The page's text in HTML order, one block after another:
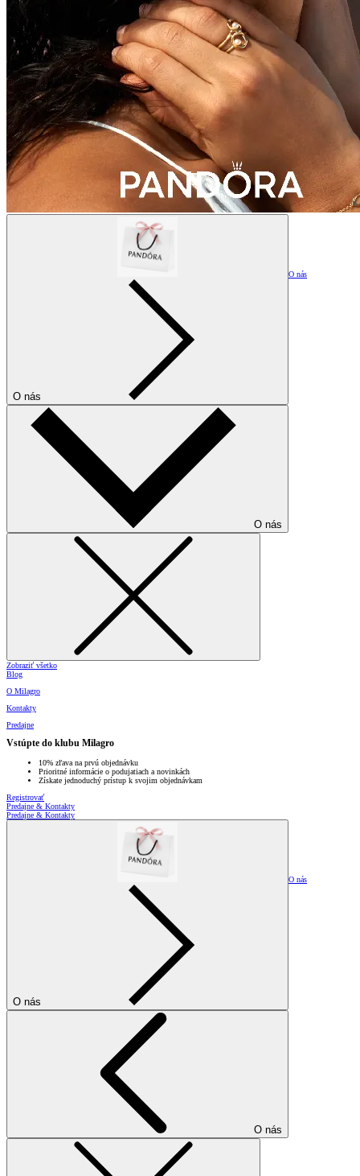
O nás
O nás
O nás
Zobraziť všetko
Blog
O Milagro
Kontakty
Predajne
Vstúpte do klubu Milagro
10% zľava na prvú objednávku
Prioritné informácie o podujatiach a novinkách
Získate jednoduchý prístup k svojim objednávkam
Registrovať
Predajne & Kontakty
Predajne & Kontakty
O nás
O nás
O nás